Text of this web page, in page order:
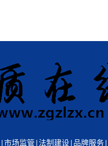
|市场监管 |法制建设| 品牌服务|